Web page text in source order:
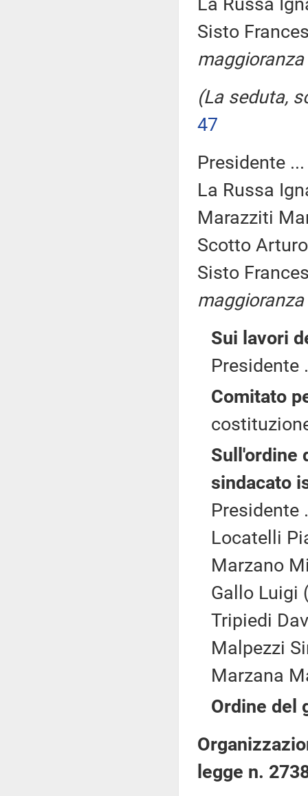
Sisto
maggioranza
(La seduta,
47
Presidente
La Russa
Marazziti
Scotto
Sisto
maggioranza
Sui lavori
Presidente
Comitato
Sull'ordine
sindacato
Presidente
Locatelli
Marzano
Gallo Luigi
Tripiedi
Malpezzi
Marzana
Ordine del
legge n.